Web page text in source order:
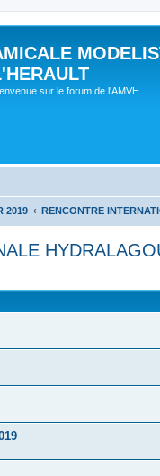
sur le forum de l'AMVH
2019 RENCONTRE